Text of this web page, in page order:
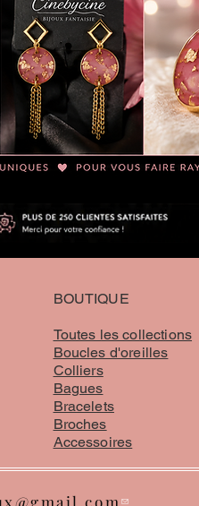
BOUTIQUE
Toutes les collections
Boucles d'oreilles
Colliers
Bagues
Bracelets
Broches
Accessoires